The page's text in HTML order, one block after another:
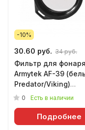
-10%
30.60 руб. 34 руб.
Фильтр для фонаря
Armytek AF-39
Predator/Viking)
(<Свойства не
0 Есть в наличии
Подробнее